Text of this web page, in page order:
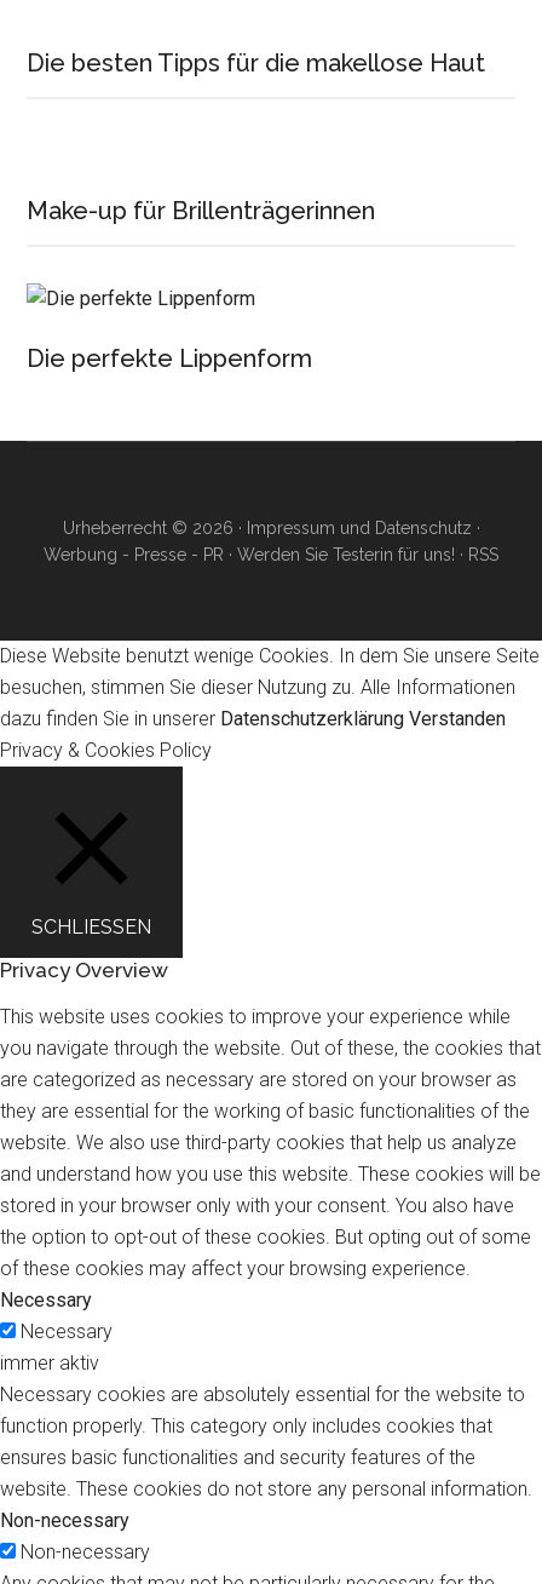
Die besten Tipps für die makellose Haut
Make-up für Brillenträgerinnen
Die perfekte Lippenform
Urheberrecht © 2026 · Impressum und Datenschutz ·
Werbung - Presse - PR · Werden Sie Testerin für uns! · RSS
Diese Website benutzt wenige Cookies. In dem Sie unsere Seite
besuchen, stimmen Sie dieser Nutzung zu. Alle Informationen
dazu finden Sie in unserer Datenschutzerklärung Verstanden
Privacy & Cookies Policy
SCHLIESSEN
Privacy Overview
This website uses cookies to improve your experience while
you navigate through the website. Out of these, the cookies that
are categorized as necessary are stored on your browser as
they are essential for the working of basic functionalities of the
website. We also use third-party cookies that help us analyze
and understand how you use this website. These cookies will be
stored in your browser only with your consent. You also have
the option to opt-out of these cookies. But opting out of some
of these cookies may affect your browsing experience.
Necessary
Necessary
immer aktiv
Necessary cookies are absolutely essential for the website to
function properly. This category only includes cookies that
ensures basic functionalities and security features of the
website. These cookies do not store any personal information.
Non-necessary
Non-necessary